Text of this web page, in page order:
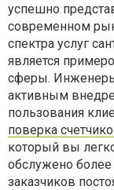
успешно
современном
спектра услуг
является
сферы.
активным
пользования
поверка
который вы
обслужено более
заказчиков